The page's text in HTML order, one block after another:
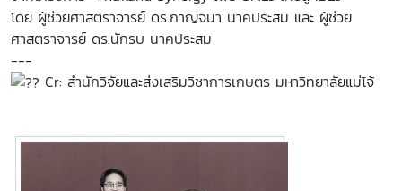
โดย ผู้ช่วยศาสตราจารย์ ดร.กาญจนา นาคประสม และ ผู้ช่วย
ศาสตราจารย์ ดร.นักรบ นาคประสม
---
Cr: สำนักวิจัยและส่งเสริมวิชาการเกษตร มหาวิทยาลัยแม่โจ้